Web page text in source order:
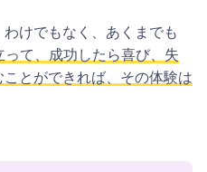
けでもなく、あくまでも
て、成功したら喜び、失
とができれば、その体験は